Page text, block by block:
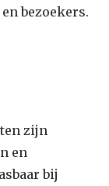
bezoekers.
zijn
en
bij